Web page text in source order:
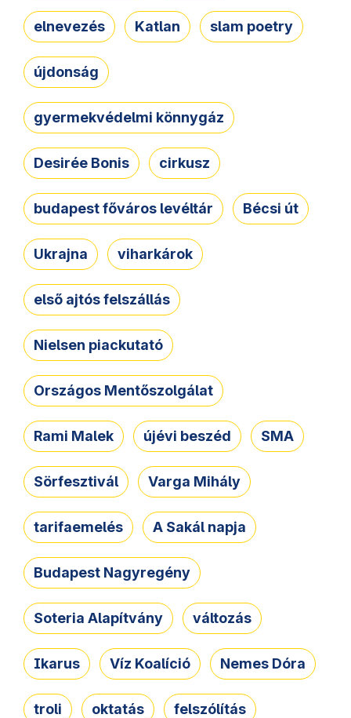
elnevezés Katlan slam poetry
újdonság
gyermekvédelmi könnygáz
Desirée Bonis cirkusz
budapest főváros levéltár Bécsi út
Ukrajna viharkárok
első ajtós felszállás
Nielsen piackutató
Országos Mentőszolgálat
Rami Malek újévi beszéd SMA
Sörfesztivál Varga Mihály
tarifaemelés A Sakál napja
Budapest Nagyregény
Soteria Alapítvány változás
Ikarus Víz Koalíció Nemes Dóra
troli oktatás felszólítás